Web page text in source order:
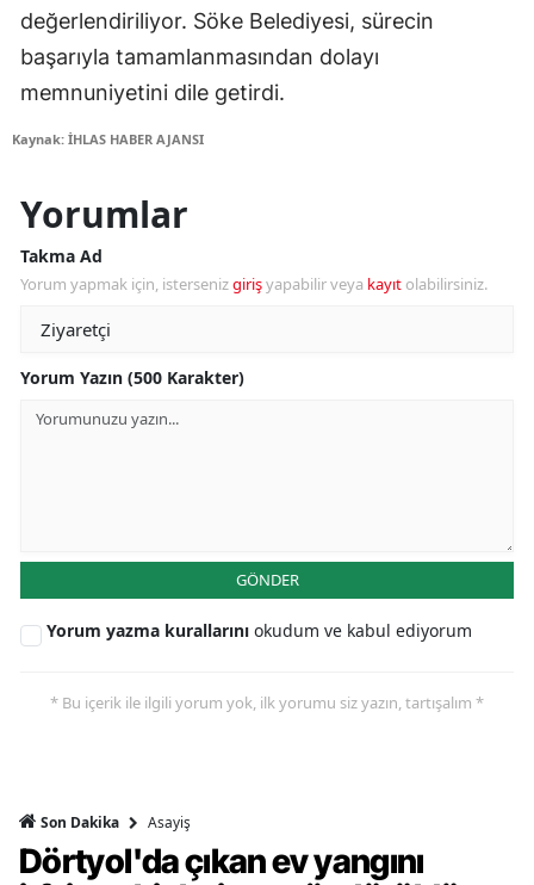
değerlendiriliyor. Söke Belediyesi, sürecin
başarıyla tamamlanmasından dolayı
memnuniyetini dile getirdi.
Kaynak: İHLAS HABER AJANSI
Yorumlar
Takma Ad
Yorum yapmak için, istersenizgirişyapabilir veya kayıt olabilirsiniz.
Yorum Yazın (500 Karakter)
GÖNDER
Yorum yazma kurallarını okudum ve kabul ediyorum
* Bu içerik ile ilgili yorum yok, ilk yorumu siz yazın, tartışalım *
Son Dakika Asayiş
Dörtyol'da çıkan ev yangını